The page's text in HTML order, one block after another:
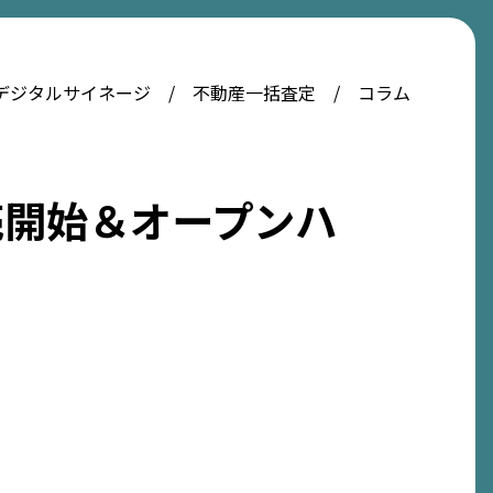
ジタルサイネージ 不動産一括査定 コラム
始＆オープンハ